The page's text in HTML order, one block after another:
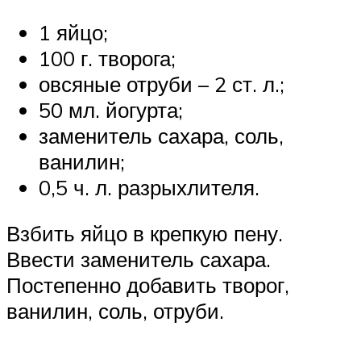
1 яйцо;
100 г. творога;
овсяные отруби – 2 ст. л.;
50 мл. йогурта;
заменитель сахара, соль,
ванилин;
0,5 ч. л. разрыхлителя.
Взбить яйцо в крепкую пену.
Ввести заменитель сахара.
Постепенно добавить творог,
ванилин, соль, отруби.